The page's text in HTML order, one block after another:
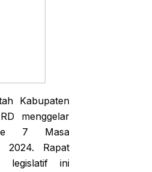
Kabupaten
menggelar
7 Masa
2024. Rapat
legislatif ini